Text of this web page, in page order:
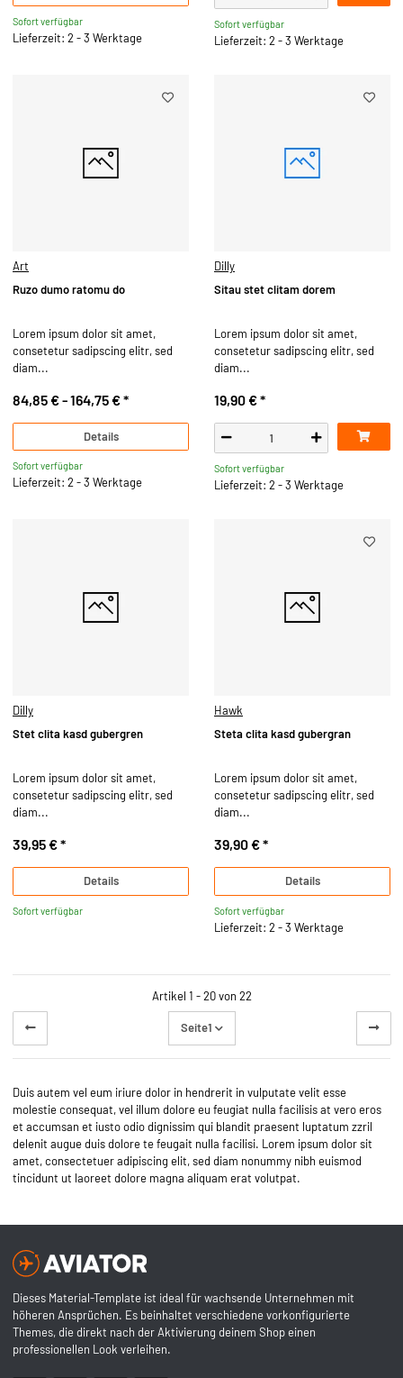
Sofort verfügbar
Lieferzeit: 2 - 3 Werktage
Sofort verfügbar
Lieferzeit: 2 - 3 Werktage
Art
Ruzo dumo ratomu do
Lorem ipsum dolor sit amet,
consetetur sadipscing elitr, sed
diam...
84,85 € -164,75 €*
Details
Sofort verfügbar
Lieferzeit: 2 - 3 Werktage
Dilly
Sitau stet clitam dorem
Lorem ipsum dolor sit amet,
consetetur sadipscing elitr, sed
diam...
19,90 €*
Sofort verfügbar
Lieferzeit: 2 - 3 Werktage
Dilly
Stet clita kasd gubergren
Lorem ipsum dolor sit amet,
consetetur sadipscing elitr, sed
diam...
39,95 €*
Details
Sofort verfügbar
Hawk
Steta clita kasd gubergran
Lorem ipsum dolor sit amet,
consetetur sadipscing elitr, sed
diam...
39,90 €*
Details
Sofort verfügbar
Lieferzeit: 2 - 3 Werktage
Artikel 1 - 20 von 22
Seite1
Duis autem vel eum iriure dolor in hendrerit in vulputate velit esse
molestie consequat, vel illum dolore eu feugiat nulla facilisis at vero eros
et accumsan et iusto odio dignissim qui blandit praesent luptatum zzril
delenit augue duis dolore te feugait nulla facilisi. Lorem ipsum dolor sit
amet, consectetuer adipiscing elit, sed diam nonummy nibh euismod
tincidunt ut laoreet dolore magna aliquam erat volutpat.
Dieses Material-Template ist ideal für wachsende Unternehmen mit
höheren Ansprüchen. Es beinhaltet verschiedene vorkonfigurierte
Themes, die direkt nach der Aktivierung deinem Shop einen
professionellen Look verleihen.